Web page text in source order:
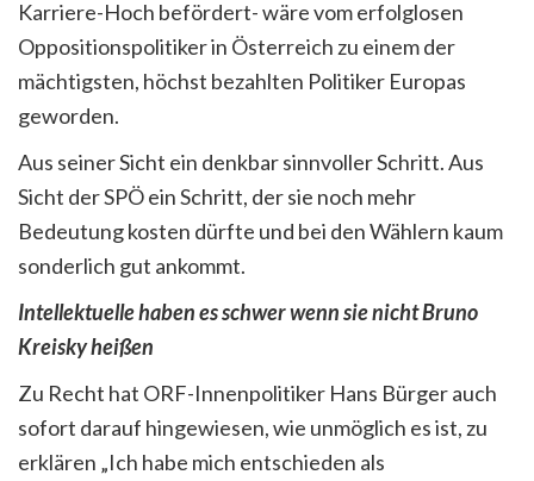
Karriere-Hoch befördert- wäre vom erfolglosen
Oppositionspolitiker in Österreich zu einem der
mächtigsten, höchst bezahlten Politiker Europas
geworden.
Aus seiner Sicht ein denkbar sinnvoller Schritt. Aus
Sicht der SPÖ ein Schritt, der sie noch mehr
Bedeutung kosten dürfte und bei den Wählern kaum
sonderlich gut ankommt.
Intellektuelle haben es schwer wenn sie nicht Bruno
Kreisky heißen
Zu Recht hat ORF-Innenpolitiker Hans Bürger auch
sofort darauf hingewiesen, wie unmöglich es ist, zu
erklären „Ich habe mich entschieden als